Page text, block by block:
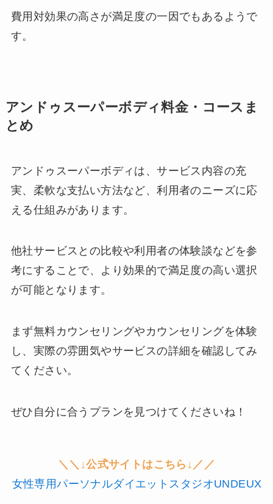
費用対効果の高さが満足度の一因でもあるようで
す。
アンドゥスーパーボディ料金・コースま
とめ
アンドゥスーパーボディは、サービス内容の充
実、柔軟な支払い方法など、利用者のニーズに応
える仕組みがあります。
他社サービスとの比較や利用者の体験談などを参
考にすることで、より効果的で満足度の高い選択
が可能となります。
まず無料カウンセリングやカウンセリングを体験
し、実際の雰囲気やサービスの詳細を確認してみ
てください。
ぜひ自分に合うプランを見つけてくださいね！
＼＼↓公式サイトはこちら↓／／
女性専用パーソナルダイエットスタジオUNDEUX